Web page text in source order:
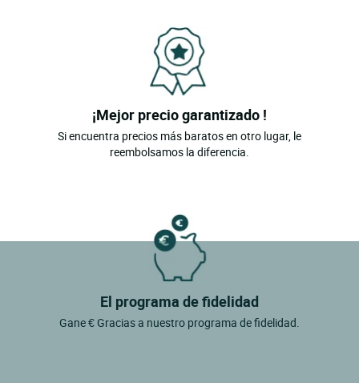
¡Mejor precio garantizado !
Si encuentra precios más baratos en otro lugar, le
reembolsamos la diferencia.
El programa de fidelidad
Gane € Gracias a nuestro programa de fidelidad.